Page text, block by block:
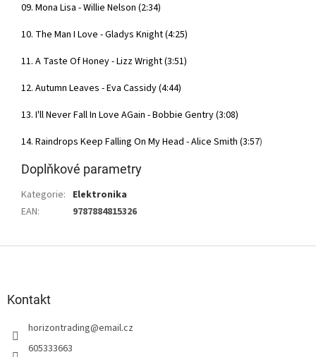
09. Mona Lisa - Willie Nelson (2:34)
10. The Man I Love - Gladys Knight (4:25)
11. A Taste Of Honey - Lizz Wright (3:51)
12. Autumn Leaves - Eva Cassidy (4:44)
13. I'll Never Fall In Love AGain - Bobbie Gentry (3:08)
14. Raindrops Keep Falling On My Head - Alice Smith (3:57)
Doplňkové parametry
Kategorie: Elektronika
EAN: 9787884815326
Kontakt
horizontrading@email.cz
605333663